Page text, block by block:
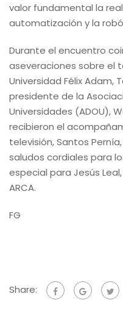
valor fundamental la
automatización y la
Durante el encuentro
aseveraciones sobre el
Universidad Félix Adam,
presidente de la
Universidades (ADOU),
recibieron el
televisión, Santos
saludos cordiales para
especial para Jesús
ARCA.
FG
Share: